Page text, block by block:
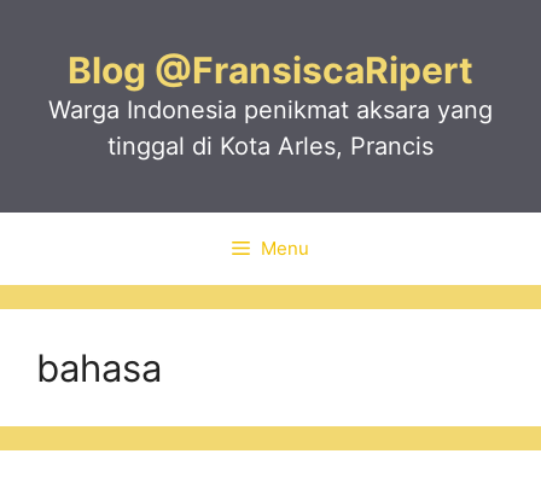
Blog @FransiscaRipert
Warga Indonesia penikmat aksara yang
tinggal di Kota Arles, Prancis
Menu
bahasa